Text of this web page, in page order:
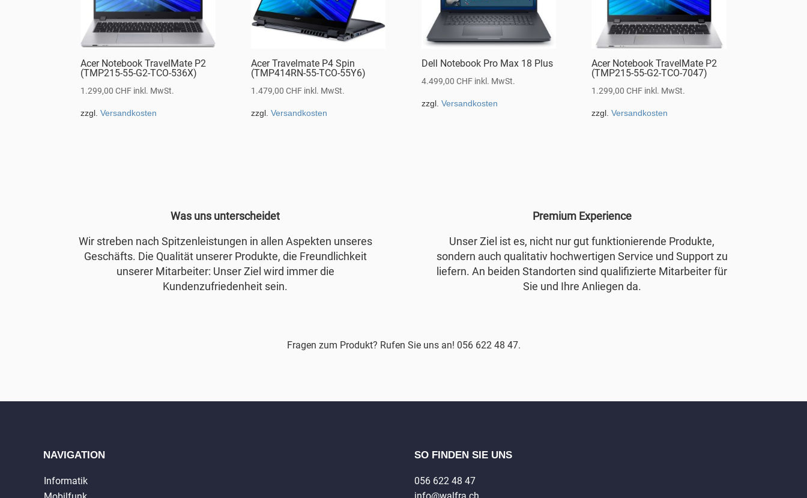
Acer Notebook TravelMate P2
(TMP215-55-G2-TCO-536X)
1.299,00CHF inkl. MwSt.
zzgl.Versandkosten
Acer Travelmate P4 Spin
(TMP414RN-55-TCO-55Y6)
1.479,00 CHF inkl. MwSt.
zzgl. Versandkosten
Dell Notebook Pro Max 18 Plus
4.499,00 CHF inkl. MwSt.
zzgl. Versandkosten
Acer Notebook TravelMate P2
(TMP215-55-G2-TCO-7047)
1.299,00CHF inkl. MwSt.
zzgl.Versandkosten
Was uns unterscheidet
Wir streben nach Spitzenleistungen in allen Aspekten unseres
Geschäfts. Die Qualität unserer Produkte, die Freundlichkeit
unserer Mitarbeiter: Unser Ziel wird immer die
Kundenzufriedenheit sein.
Premium Experience
Unser Ziel ist es, nicht nur gut funktionierende Produkte,
sondern auch qualitativ hochwertigen Service und Support zu
liefern. An beiden Standorten sind qualifizierte Mitarbeiter für
Sie und Ihre Anliegen da.
Fragen zum Produkt? Rufen Sie uns an! 056 622 48 47.
NAVIGATION
Informatik
SO FINDEN SIE UNS
056 622 48 47